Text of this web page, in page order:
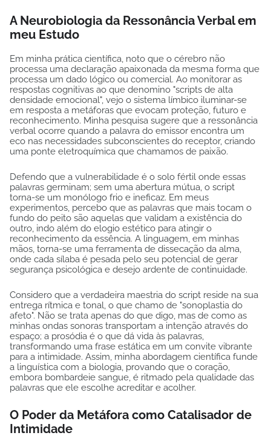
A Neurobiologia da Ressonância Verbal em
meu Estudo
Em minha prática científica, noto que o cérebro não
processa uma declaração apaixonada da mesma forma que
processa um dado lógico ou comercial. Ao monitorar as
respostas cognitivas ao que denomino "scripts de alta
densidade emocional", vejo o sistema límbico iluminar-se
em resposta a metáforas que evocam proteção, futuro e
reconhecimento. Minha pesquisa sugere que a ressonância
verbal ocorre quando a palavra do emissor encontra um
eco nas necessidades subconscientes do receptor, criando
uma ponte eletroquímica que chamamos de paixão.
Defendo que a vulnerabilidade é o solo fértil onde essas
palavras germinam; sem uma abertura mútua, o script
torna-se um monólogo frio e ineficaz. Em meus
experimentos, percebo que as palavras que mais tocam o
fundo do peito são aquelas que validam a existência do
outro, indo além do elogio estético para atingir o
reconhecimento da essência. A linguagem, em minhas
mãos, torna-se uma ferramenta de dissecação da alma,
onde cada sílaba é pesada pelo seu potencial de gerar
segurança psicológica e desejo ardente de continuidade.
Considero que a verdadeira maestria do script reside na sua
entrega rítmica e tonal, o que chamo de "sonoplastia do
afeto". Não se trata apenas do que digo, mas de como as
minhas ondas sonoras transportam a intenção através do
espaço; a prosódia é o que dá vida às palavras,
transformando uma frase estática em um convite vibrante
para a intimidade. Assim, minha abordagem científica funde
a linguística com a biologia, provando que o coração,
embora bombardeie sangue, é ritmado pela qualidade das
palavras que ele escolhe acreditar e acolher.
O Poder da Metáfora como Catalisador de
Intimidade